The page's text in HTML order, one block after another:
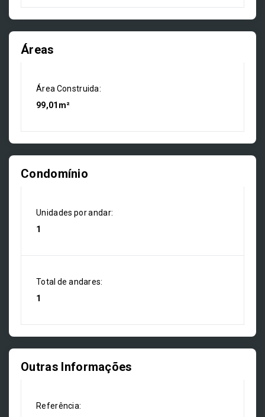
Áreas
Área Construida:
99,01m²
Condomínio
Unidades por andar:
1
Total de andares:
1
Outras Informações
Referência: